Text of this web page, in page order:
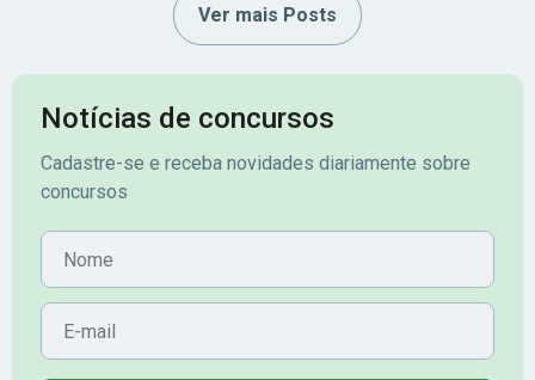
Ver mais Posts
Notícias de concursos
Cadastre-se e receba novidades diariamente sobre
concursos
Nome
E-mail